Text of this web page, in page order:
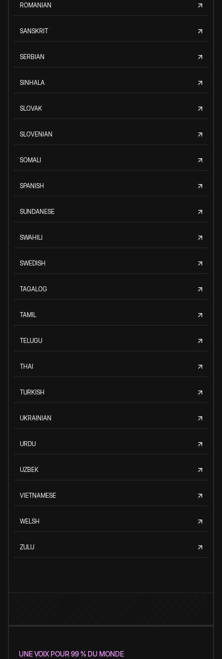
ROMANIAN
SANSKRIT
SERBIAN
SINHALA
SLOVAK
SLOVENIAN
SOMALI
SPANISH
SUNDANESE
SWAHILI
SWEDISH
TAGALOG
TAMIL
TELUGU
THAI
TURKISH
UKRAINIAN
URDU
UZBEK
VIETNAMESE
WELSH
ZULU
UNE VOIX POUR 99 % DU MONDE